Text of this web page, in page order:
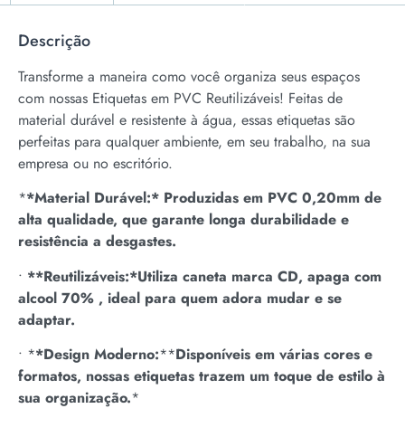
Descrição
Transforme a maneira como você organiza seus espaços
com nossas Etiquetas em PVC Reutilizáveis! Feitas de
material durável e resistente à água, essas etiquetas são
perfeitas para qualquer ambiente, em seu trabalho, na sua
empresa ou no escritório.
**Material Durável:* Produzidas em PVC 0,20mm de
alta qualidade, que garante longa durabilidade e
resistência a desgastes.
• **Reutilizáveis:*Utiliza caneta marca CD, apaga com
alcool 70% , ideal para quem adora mudar e se
adaptar.
• **Design Moderno:**Disponíveis em várias cores e
formatos, nossas etiquetas trazem um toque de estilo à
sua organização.*